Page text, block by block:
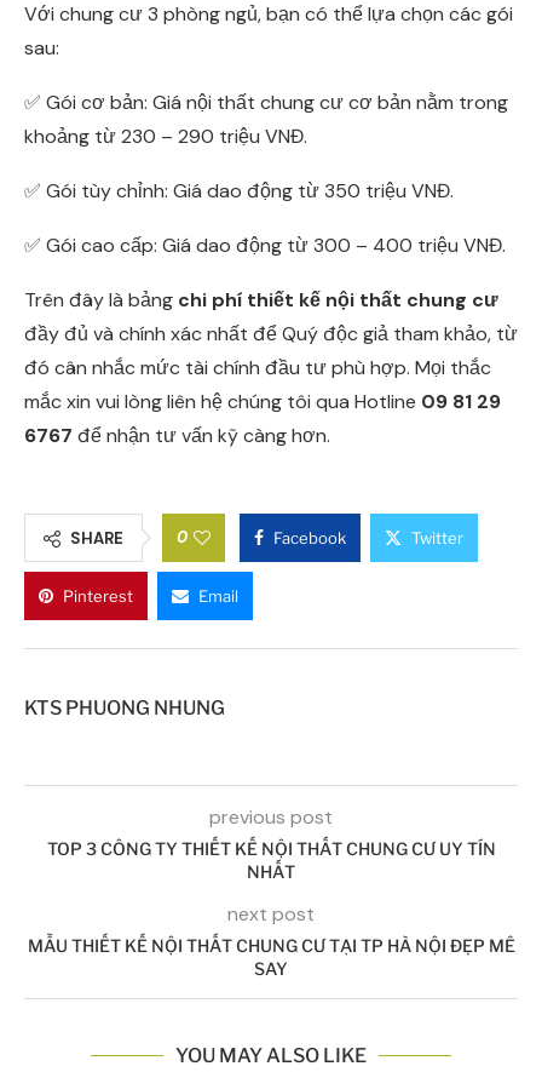
Với chung cư 3 phòng ngủ, bạn có thể lựa chọn các gói
sau:
✅ Gói cơ bản: Giá nội thất chung cư cơ bản nằm trong
khoảng từ 230 – 290 triệu VNĐ.
✅ Gói tùy chỉnh: Giá dao động từ 350 triệu VNĐ.
✅ Gói cao cấp: Giá dao động từ 300 – 400 triệu VNĐ.
Trên đây là bảng chi phí thiết kế nội thất chung cư
đầy đủ và chính xác nhất để Quý độc giả tham khảo, từ
đó cân nhắc mức tài chính đầu tư phù hợp. Mọi thắc
mắc xin vui lòng liên hệ chúng tôi qua Hotline 09 81 29
6767 để nhận tư vấn kỹ càng hơn.
SHARE 0 Facebook Twitter
Pinterest Email
KTS PHUONG NHUNG
previous post
TOP 3 CÔNG TY THIẾT KẾ NỘI THẤT CHUNG CƯ UY TÍN
NHẤT
next post
MẪU THIẾT KẾ NỘI THẤT CHUNG CƯ TẠI TP HÀ NỘI ĐẸP MÊ
SAY
YOU MAY ALSO LIKE